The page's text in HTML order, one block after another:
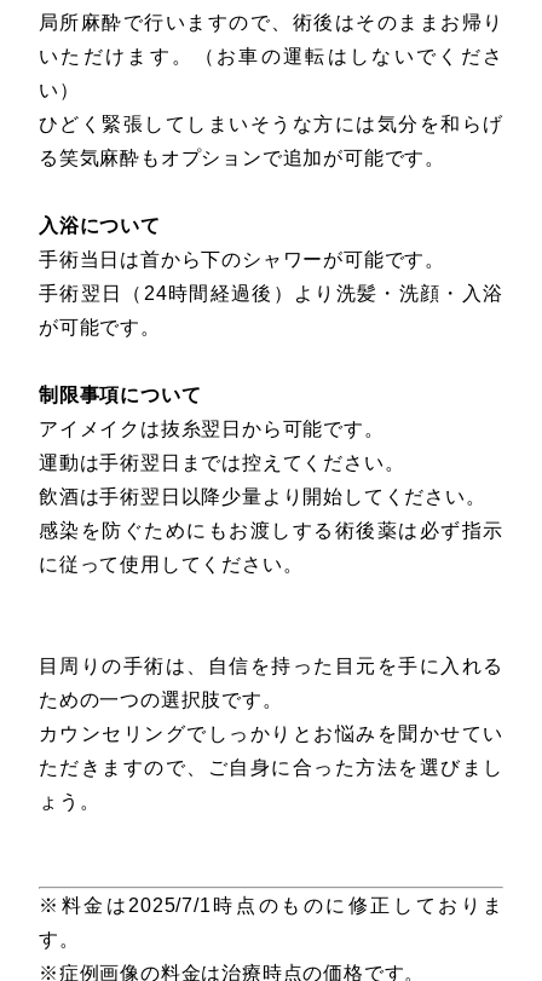
局所麻酔で行いますので、術後はそのままお帰り
いただけます。（お車の運転はしないでくださ
い）
ひどく緊張してしまいそうな方には気分を和らげ
る笑気麻酔もオプションで追加が可能です。
入浴について
手術当日は首から下のシャワーが可能です。
手術翌日（24時間経過後）より洗髪・洗顔・入浴
が可能です。
制限事項について
アイメイクは抜糸翌日から可能です。
運動は手術翌日までは控えてください。
飲酒は手術翌日以降少量より開始してください。
感染を防ぐためにもお渡しする術後薬は必ず指示
に従って使用してください。
目周りの手術は、自信を持った目元を手に入れる
ための一つの選択肢です。
カウンセリングでしっかりとお悩みを聞かせてい
ただきますので、ご自身に合った方法を選びまし
ょう。
※料金は2025/7/1時点のものに修正しておりま
す。
※症例画像の料金は治療時点の価格です。